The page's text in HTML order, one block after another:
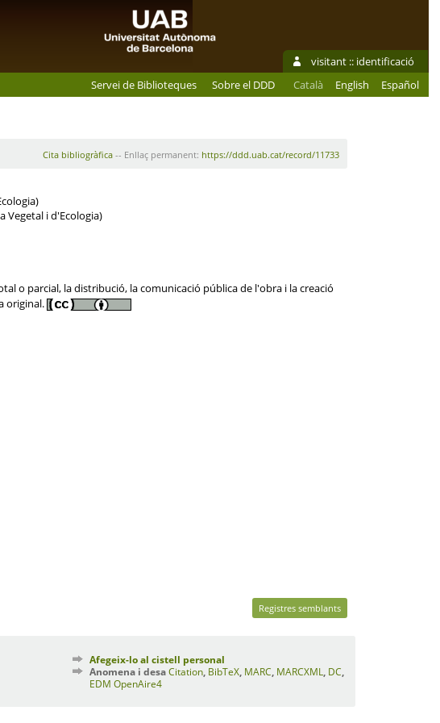
visitant :: identificació
Servei de Biblioteques Sobre el DDD Català English Español
Cita bibliogràfica-- Enllaç permanent: https://ddd.uab.cat/record/11733
Vegetal i d'Ecologia)
o parcial, la distribució, la comunicació pública de l'obra i la creació
original.
Registres semblants
Afegeix-lo al cistell personal
Anomena i desaCitation BibTeX MARC MARCXML DC
EDM OpenAire4